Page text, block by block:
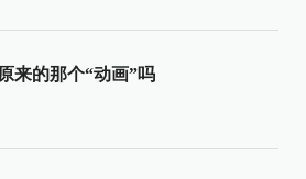
来的那个“动画”吗